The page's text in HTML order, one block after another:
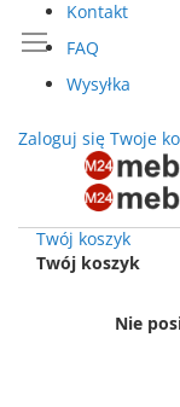
Kontakt
FAQ
Wysyłka
Zaloguj się Twoje
Twój koszyk
Twój koszyk
Nie